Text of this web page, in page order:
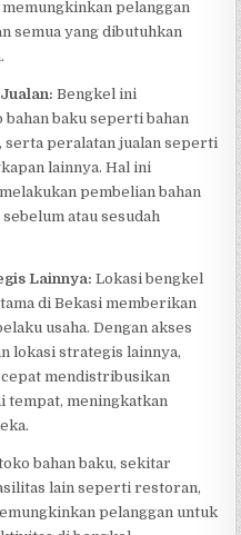
pelanggan
semua yang dibutuhkan
Bengkel ini
baku seperti bahan
serta peralatan jualan seperti
lainnya. Hal ini
pembelian bahan
atau sesudah
Lainnya: Lokasi bengkel
di Bekasi memberikan
usaha. Dengan akses
lokasi strategis lainnya,
mendistribusikan
tempat, meningkatkan
bahan baku, sekitar
lain seperti restoran,
pelanggan untuk